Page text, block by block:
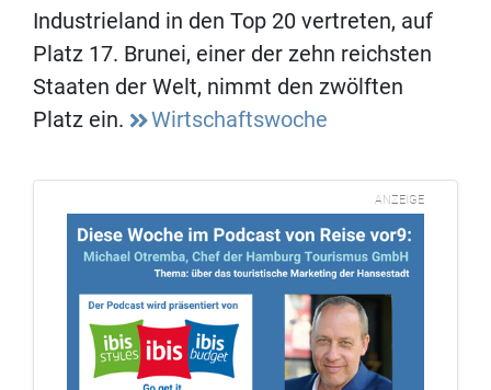
Industrieland in den Top 20 vertreten, auf
Platz 17. Brunei, einer der zehn reichsten
Staaten der Welt, nimmt den zwölften
Platz ein.
Wirtschaftswoche
ANZEIGE